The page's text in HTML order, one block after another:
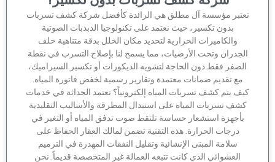
مؤسسة آل مطلق هي الرائدة كأفضل شركة كشف تسربات
بدون تكسير، حيث نعتمد على تكنولوجيا الذبذبات الصوتية
والكاميرات الحرارية لتحديد مكان الخلل بدقة متناهية خلف
وتحت الأرضيات، مما يسمح لنا بإصلاح التسرب في نقطة
فقط دون الحاجة لتشويه الديكورات أو تكسير السيراميك،
مع تقديم ضمانات معتمدة وتقارير رسمية لخفض فاتورة المياه.
يتم كشف تسربات المياه إلكترونياً؟ تعتمد الحداثة في خدمات
تسربات المياه على استبدال المطرقة والأساليب التقليدية
بأجهزة استشعار حساسة تلتقط صوت تدفق المياه أو التغير في
درجات الحرارة. هذه التقنية تضمن لمالك العقار الحفاظ على
سلامة المبنى الإنشائية وتقليل النفقات المهدرة في الترميم
العشوائي الذي كانت تتبعه العمالة غير المتخصصة قديماً. نحن